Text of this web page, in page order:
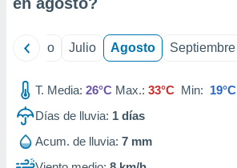
Junio Julio Agosto Septiembre
T. Media: 26°C Max.: 33°C Min: 19°C
Días de lluvia: 1 días
Acum. de lluvia: 7 mm